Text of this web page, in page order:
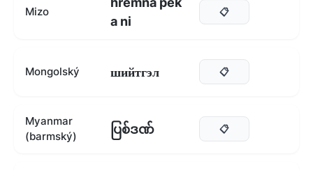
Mizo
a ni
📋
Mongolský шийтгэл 📋
Myanmar
(barmský)
ပြစ်ဒဏ် 📋